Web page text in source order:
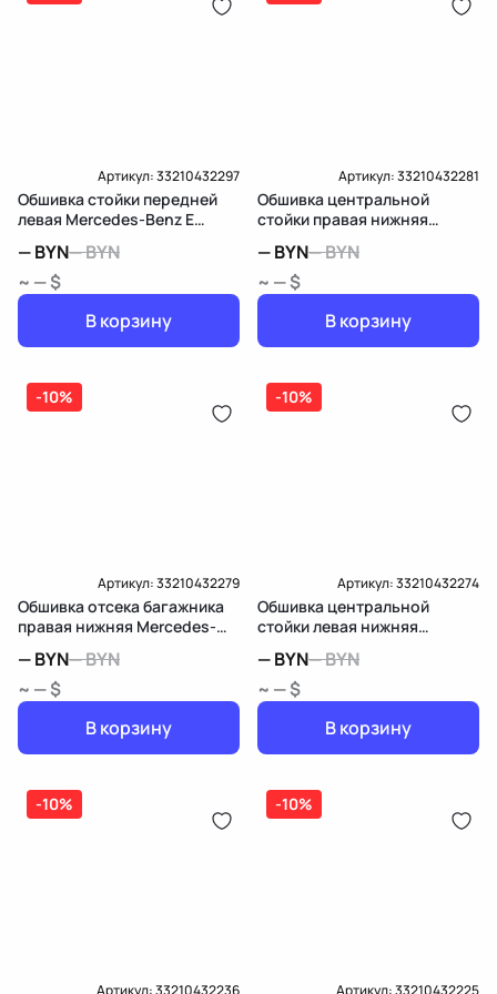
Артикул:33210432297
Обшивка стойки передней
левая Mercedes-Benz E
—BYN—BYN
~ — $
В корзину
Артикул:33210432281
Обшивка центральной
стойки правая нижняя
W213/S213/C238/A238
—BYN—BYN
~ — $
В корзину
-10%
Артикул:33210432279
Обшивка отсека багажника
правая нижняя Mercedes-
—BYN—BYN
~ — $
В корзину
-10%
Артикул:33210432274
Обшивка центральной
стойки левая нижняя
W213/S213/C238/A238
—BYN—BYN
~ — $
В корзину
-10%
Артикул:33210432236
-10%
Артикул:33210432225